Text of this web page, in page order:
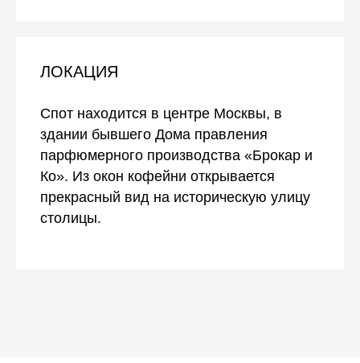
ЛОКАЦИЯ
Спот находится в центре Москвы, в
здании бывшего Дома правления
парфюмерного производства «Брокар и
Ко». Из окон кофейни открывается
прекрасный вид на историческую улицу
столицы.